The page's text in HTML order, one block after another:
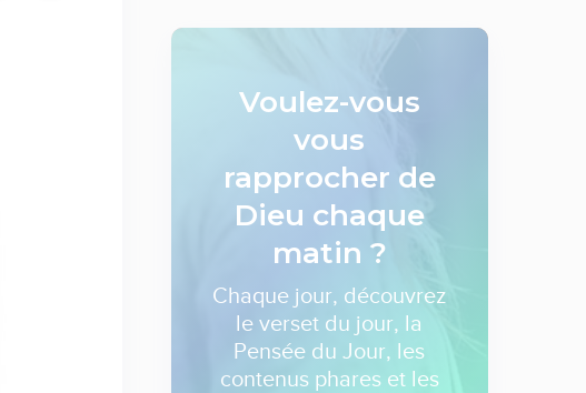
Voulez-vous
vous
rapprocher de
Dieu chaque
matin ?
Chaque jour, découvrez
le verset du jour, la
Pensée du Jour, les
contenus phares et les